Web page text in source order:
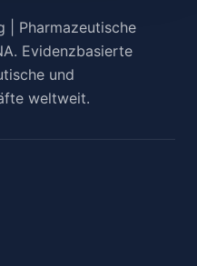
| Pharmazeutische
Evidenzbasierte
und
weltweit.